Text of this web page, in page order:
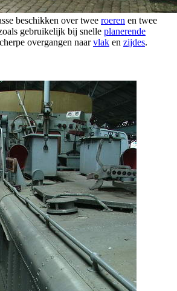
beschikken over twee roeren en twee
gebruikelijk bij snelle planerende
overgangen naarvlak en zijdes.